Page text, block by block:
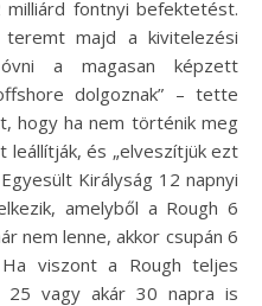
fontnyi befektetést.
majd a kivitelezési
a magasan képzett
dolgoznak” – tette
hogy ha nem történik meg
leállítják, és „elveszítjük ezt
Királyság 12 napnyi
amelyből a Rough 6
nem lenne, akkor csupán 6
Ha viszont a Rough teljes
25 vagy akár 30 napra is